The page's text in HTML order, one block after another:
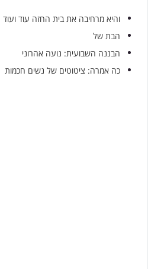
והיא מרחיבה את בית החזה עוד
הבת של
הבננה השבועית: נועה אהרוני
כה אמרה: ציטוטים של נשים חכמות